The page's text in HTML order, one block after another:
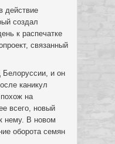
действие
создал
к распечатке
связанный
Белоруссии, и он
каникул
на
всего, новый
нему. В новом
оборота семян